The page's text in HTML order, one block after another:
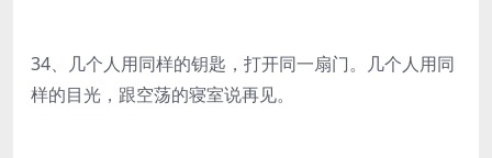
34、几个人用同样的钥匙，打开同一扇门。几个人用同
样的目光，跟空荡的寝室说再见。